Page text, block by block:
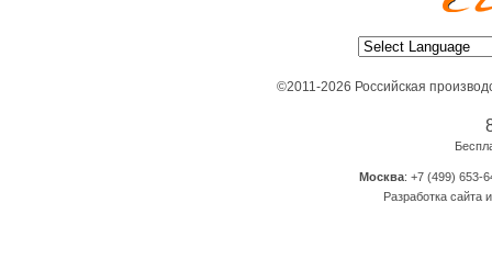
©2011-2026 Российская
Москва: +7 (499) 653-
Разработка сайта